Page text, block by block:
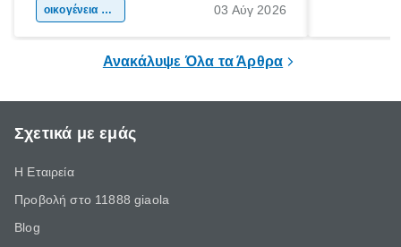
χώρας. Είτε πρόκειται για λίγες μέρες
οικογένεια & παιδί 03 Αύγ 2026
Ανακάλυψε Όλα τα Άρθρα
Σχετικά με εμάς
Η Εταιρεία
Προβολή στο 11888 giaola
Blog